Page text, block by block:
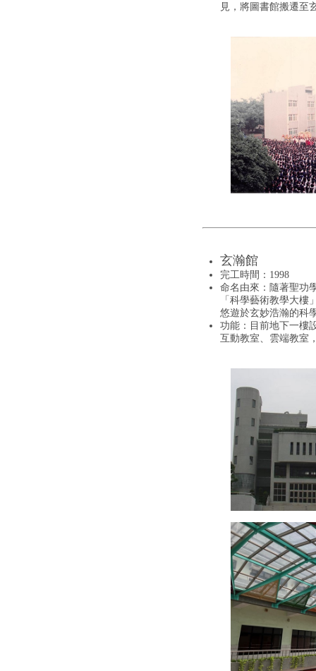
見，將圖書館搬遷至
玄瀚館
完工時間：1998
命名由來：隨著聖功
「科學藝術教學大
悠遊於玄妙浩瀚的科
功能：目前地下一樓
互動教室、雲端教室